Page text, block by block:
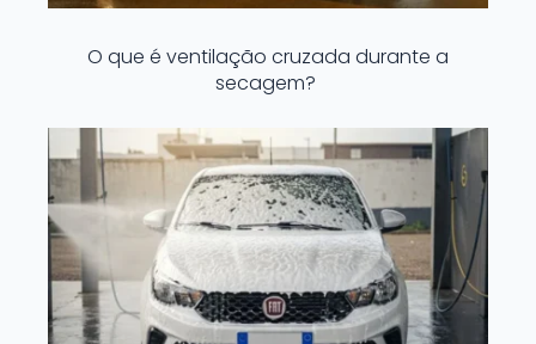
O que é ventilação cruzada durante a
secagem?